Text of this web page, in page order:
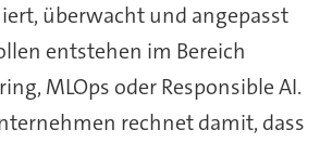
überwacht und angepasst
entstehen im Bereich
MLOps oder Responsible AI.
rechnet damit, dass